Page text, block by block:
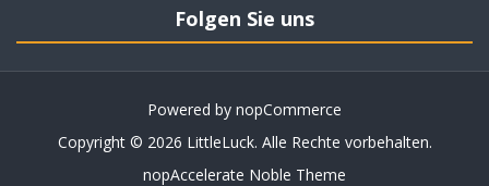
Folgen Sie uns
Powered by nopCommerce
Copyright © 2026 LittleLuck. Alle Rechte vorbehalten.
nopAccelerate Noble Theme